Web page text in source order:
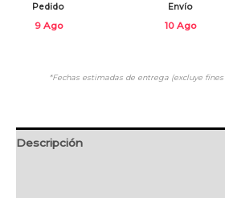
Pedido
9 Ago
Envío
10 Ago
*Fechas estimadas de entrega (excluye
Descripción